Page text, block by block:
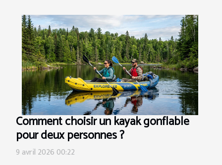
Comment choisir un kayak gonflable
pour deux personnes ?
9 avril 2026 00:22